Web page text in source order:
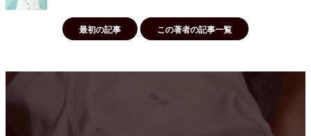
最初の記事 この著者の記事一覧